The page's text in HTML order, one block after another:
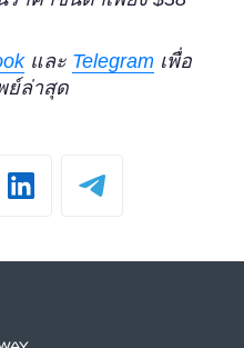
และ Telegram เพื่อ
ย์ล่าสุด